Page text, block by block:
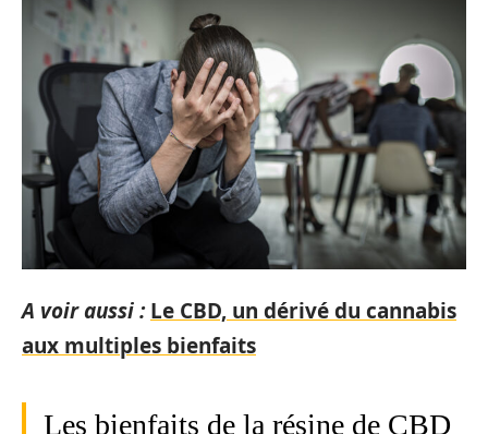
A voir aussi : Le CBD, un dérivé du cannabis
aux multiples bienfaits
Les bienfaits de la résine de CBD